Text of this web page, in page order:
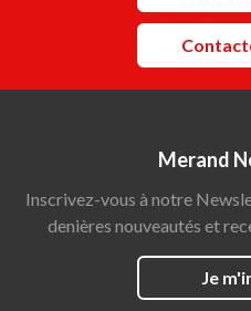
Merand
Inscrivez-vous à notre
denières nouveautés et
Je